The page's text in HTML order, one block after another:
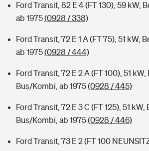
Ford Transit, 82 E 4 (FT 130), 59 kW,
ab 1975(0928 / 338)
Ford Transit, 72 E 1 A (FT 75), 51 kW,
ab 1975(0928 / 444)
Ford Transit, 72 E 2 A (FT 100), 51 kW,
Bus/Kombi, ab 1975(0928 / 445)
Ford Transit, 72 E 3 C (FT 125), 51 kW,
Bus/Kombi, ab 1975(0928 / 446)
Ford Transit, 73 E 2 (FT 100